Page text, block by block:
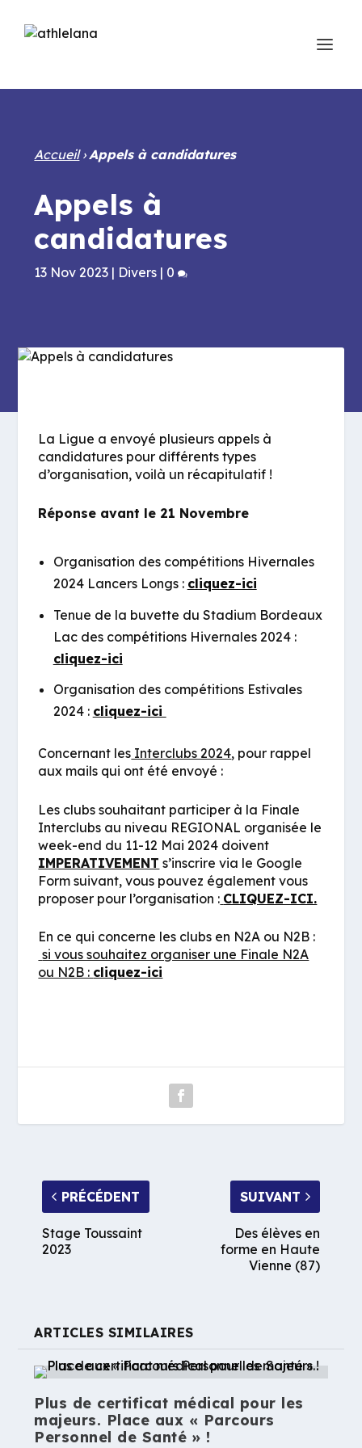
Accueil›Appels à candidatures
Appels à
candidatures
13 Nov 2023 | Divers | 0
La Ligue a envoyé plusieurs appels à
candidatures pour différents types
d’organisation, voilà un récapitulatif !
Réponse avant le 21 Novembre
Organisation des compétitions Hivernales
2024 Lancers Longs : cliquez-ici
Tenue de la buvette du Stadium Bordeaux
Lac des compétitions Hivernales 2024 :
cliquez-ici
Organisation des compétitions Estivales
2024 : cliquez-ici
Concernant les Interclubs 2024, pour rappel
aux mails qui ont été envoyé :
Les clubs souhaitant participer à la Finale
Interclubs au niveau REGIONAL organisée le
week-end du 11-12 Mai 2024 doivent
IMPERATIVEMENT s’inscrire via le Google
Form suivant, vous pouvez également vous
proposer pour l’organisation : CLIQUEZ-ICI.
En ce qui concerne les clubs en N2A ou N2B :
si vous souhaitez organiser une Finale N2A
ou N2B : cliquez-ici
PRÉCÉDENT
Stage Toussaint
2023
SUIVANT
Des élèves en
forme en Haute
Vienne (87)
ARTICLES SIMILAIRES
Plus de certificat médical pour les
majeurs. Place aux « Parcours
Personnel de Santé » !